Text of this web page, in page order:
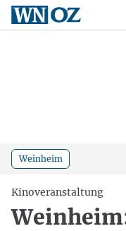
Weinheim
Kinoveranstaltung